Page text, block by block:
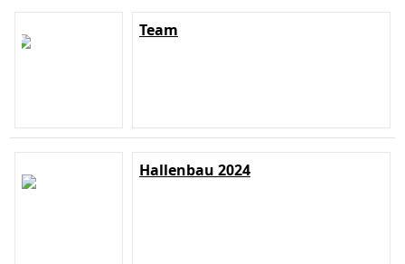
Team
Hallenbau 2024